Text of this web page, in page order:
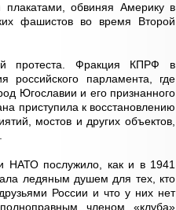
обвиняя Америку в
фашистов во время Второй
протеста. Фракция КПРФ в
российского парламента, где
Югославии и его признанного
приступила к восстановлению
мостов и других объектов,
НАТО послужило, как и в 1941
ледяным душем для тех, кто
России и что у них нет
членом «клуба»